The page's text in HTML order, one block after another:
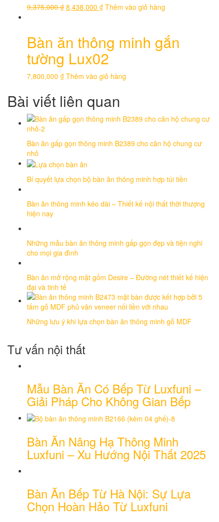
9,375,000₫ 8,438,000 ₫ Thêm vào giỏ hàng
Bàn ăn thông minh gắn
tường Lux02
7,800,000 ₫ Thêm vào giỏ hàng
Bài viết liên quan
Bàn ăn gấp gọn thông minh B2389 cho căn hộ chung cư
nhỏ
Bí quyết lựa chọn bộ bàn ăn thông minh hợp túi tiền
Bàn ăn thông minh kéo dài – Thiết kế nội thất thời thượng
hiện nay
Những mẫu bàn ăn thông minh gấp gọn đẹp và tiện nghi
cho mọi gia đình
Bàn ăn mở rộng mặt gốm Desire – Đường nét thiết kế hiện
đại và tinh tế
Những lưu ý khi lựa chọn bàn ăn thông minh gỗ MDF
Tư vấn nội thất
Mẫu Bàn Ăn Có Bếp Từ Luxfuni –
Giải Pháp Cho Không Gian Bếp
Bàn Ăn Nâng Hạ Thông Minh
Luxfuni – Xu Hướng Nội Thất 2025
Bàn Ăn Bếp Từ Hà Nội: Sự Lựa
Chọn Hoàn Hảo Từ Luxfuni